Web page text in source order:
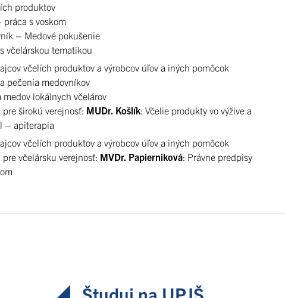
produktov
s voskom
– Medové pokušenie
včelárskou tematikou
včelích produktov a výrobcov úľov a iných pomôcok
pečenia medovníkov
lokálnych včelárov
širokú verejnosť: MUDr. Košlík: Včelie produkty vo výžive a
– apiterapia
včelích produktov a výrobcov úľov a iných pomôcok
včelársku verejnosť: MVDr. Papierniková: Právne predpisy